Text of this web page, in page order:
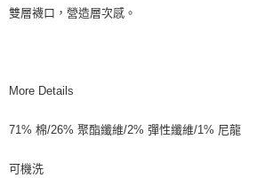
雙層襪口，營造層次感。
More Details
71% 棉/26% 聚酯纖維/2% 彈性纖維/1% 尼龍
可機洗